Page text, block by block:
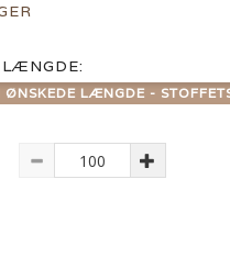
ØNSKEDE LÆNGDE -